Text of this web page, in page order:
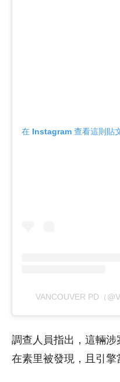
在 Instagram 查看這則貼
VANCOUVER PD（
調查人員指出，這輛
在素里被發現，且引擎